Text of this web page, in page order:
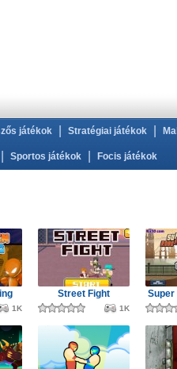
játékok Stratégiai játékok
Sportos játékok Focis játékok
1K
Street Fight
1K
Super